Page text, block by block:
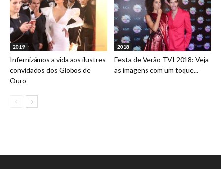
2019
Infernizámos a vida aos ilustres
convidados dos Globos de
Ouro
2018
Festa de Verão TVI 2018: Veja
as imagens com um toque...